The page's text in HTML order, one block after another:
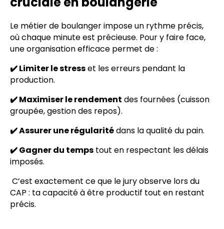
Le métier de boulanger impose un rythme précis,
où chaque minute est précieuse. Pour y faire face,
une organisation efficace permet de :
✔️ Limiter le stresset les erreurs pendant la
production.
✔️ Maximiser le rendement des fournées (cuisson
groupée, gestion des repos).
✔️ Assurer une régularitédans la qualité du pain.
✔️ Gagner du temps tout en respectant les délais
imposés.
C’est exactement ce que le jury observe lors du
CAP : ta capacité à être productif tout en restant
précis.